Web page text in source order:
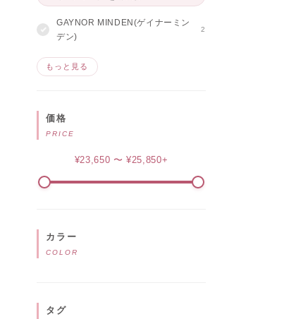
GAYNOR MINDEN(ゲイナーミン
デン)
2
もっと見る
価格
PRICE
¥23,650 〜 ¥25,850+
カラー
COLOR
タグ